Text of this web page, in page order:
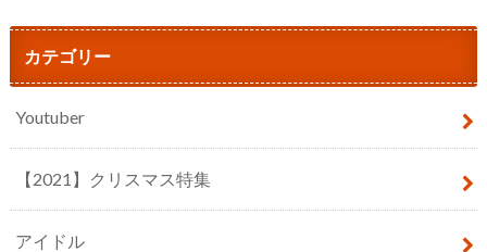
カテゴリー
Youtuber
【2021】クリスマス特集
アイドル